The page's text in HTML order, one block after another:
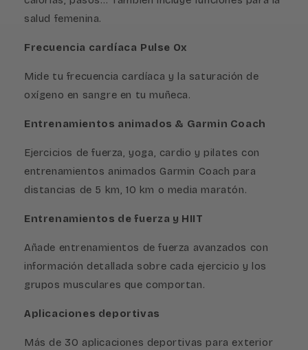
salud femenina.
Frecuencia cardíaca Pulse Ox
Mide tu frecuencia cardíaca y la saturación de
oxígeno en sangre en tu muñeca.
Entrenamientos animados & Garmin Coach
Ejercicios de fuerza, yoga, cardio y pilates con
entrenamientos animados Garmin Coach para
distancias de 5 km, 10 km o media maratón.
Entrenamientos de fuerza y HIIT
Añade entrenamientos de fuerza avanzados con
información detallada sobre cada ejercicio y los
grupos musculares que comportan.
Aplicaciones deportivas
Más de 30 aplicaciones deportivas para exterior